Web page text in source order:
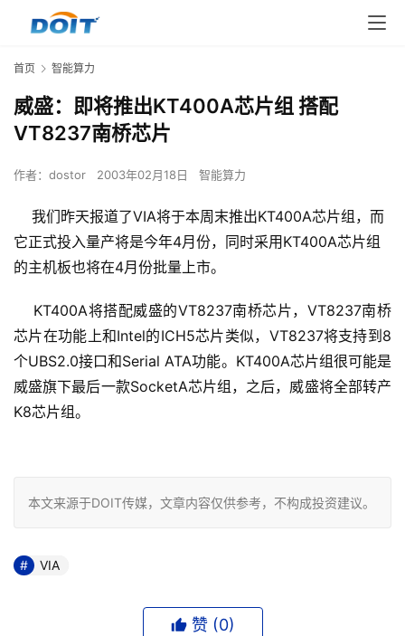
首页 智能算力
威盛：即将推出KT400A芯片组 搭配
VT8237南桥芯片
作者： dostor 2003年02月18日 智能算力
我们昨天报道了VIA将于本周末推出KT400A芯片组，而
它正式投入量产将是今年4月份，同时采用KT400A芯片组
的主机板也将在4月份批量上市。
KT400A将搭配威盛的VT8237南桥芯片，VT8237南桥
芯片在功能上和Intel的ICH5芯片类似，VT8237将支持到8
个UBS2.0接口和Serial ATA功能。KT400A芯片组很可能是
威盛旗下最后一款SocketA芯片组，之后，威盛将全部转产
K8芯片组。
本文来源于DOIT传媒，文章内容仅供参考，不构成投资建议。
VIA
赞 (0)